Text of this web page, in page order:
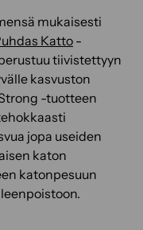
mukaisesti
Katto-
tiivistettyyn
kasvuston
-tuotteen
jopa useiden
katon
katonpesuun